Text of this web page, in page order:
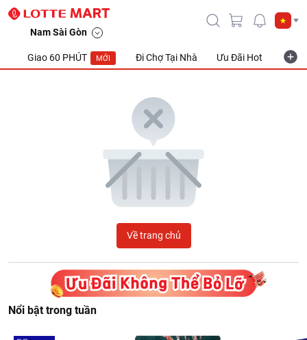
Nam Sài Gòn
Giao 60 PHÚT MỚI Đi Chợ Tại Nhà Ưu Đãi Hot
Về trang chủ
Nổi bật trong tuần
LOTTE Mart Viet Nam